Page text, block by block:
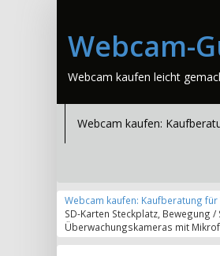
Webcam-
Webcam kaufen leicht
Webcam kaufen:
Webcam kaufen: Kaufberatung für
SD-Karten Steckplatz, Bewegung
Überwachungskameras mit